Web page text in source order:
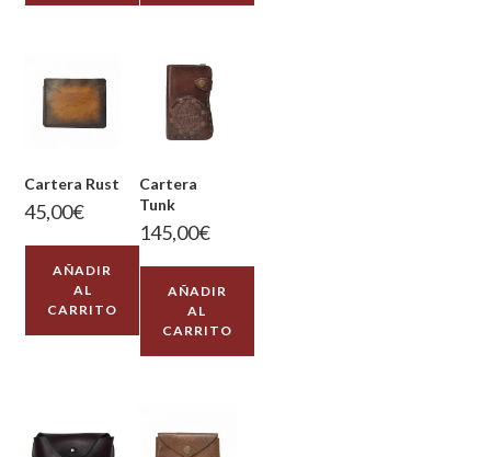
Cartera Rust
45,00€
AÑADIR
AL
CARRITO
Cartera
Tunk
145,00€
AÑADIR
AL
CARRITO